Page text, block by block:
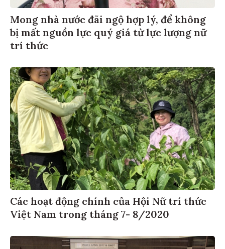
Mong nhà nước đãi ngộ hợp lý, để không
bị mất nguồn lực quý giá từ lực lượng nữ
trí thức
Các hoạt động chính của Hội Nữ trí thức
Việt Nam trong tháng 7- 8/2020